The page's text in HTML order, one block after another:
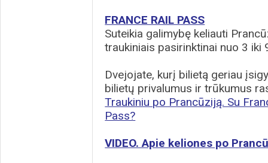
FRANCE RAIL PASS
Suteikia galimybę keliauti
traukiniais pasirinktinai nuo 3 iki
Dvejojate, kurį bilietą geriau
bilietų privalumus ir trūkumus
Traukiniu po Prancūziją. Su
Pass?
VIDEO. Apie keliones po